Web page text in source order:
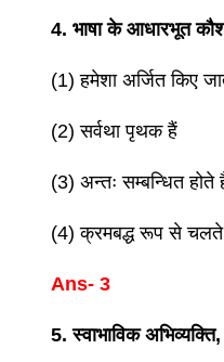
4. भाषा के आधारभूत
(1) हमेशा अर्जित किए
(2) सर्वथा पृथक हैं
(3) अन्तः सम्बन्धित होते
(4) क्रमबद्ध रूप से
Ans- 3
5. स्वाभाविक